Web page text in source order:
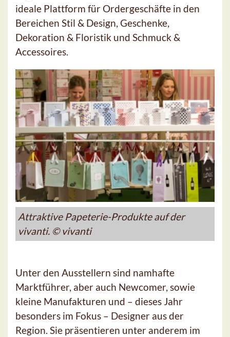
ideale Plattform für Ordergeschäfte in den
Bereichen Stil & Design, Geschenke,
Dekoration & Floristik und Schmuck &
Accessoires.
Attraktive Papeterie-Produkte auf der
vivanti. © vivanti
Unter den Ausstellern sind namhafte
Marktführer, aber auch Newcomer, sowie
kleine Manufakturen und – dieses Jahr
besonders im Fokus – Designer aus der
Region. Sie präsentieren unter anderem im